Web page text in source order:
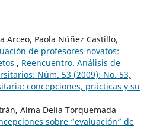
Arceo, Paola Núñez Castillo,
de profesores novatos:
, Reencuentro. Análisis de
Núm. 53 (2009): No. 53,
concepciones, prácticas y su
Alma Delia Torquemada
sobre “evaluación” de